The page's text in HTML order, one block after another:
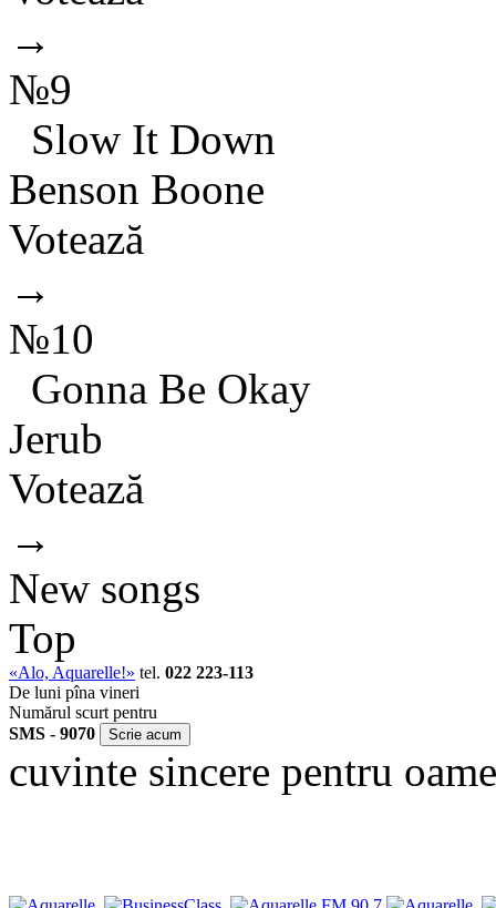
→
№9
Slow It Down
Benson Boone
Votează
→
№10
Gonna Be Okay
Jerub
Votează
→
New songs
Top
«Alo, Aquarelle!» tel. 022 223-113
De luni pîna vineri
Numărul scurt pentru
SMS - 9070
cuvinte sincere pentru